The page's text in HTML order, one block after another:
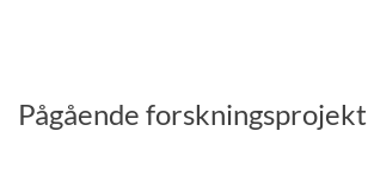
Pågående forskningsprojekt